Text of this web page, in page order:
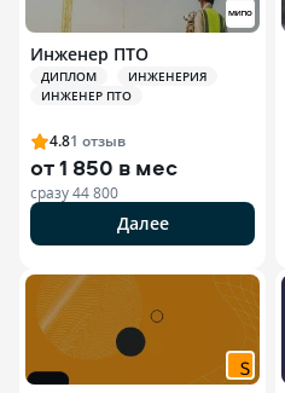
Инженер ПТО
ДИПЛОМ
ИНЖЕНЕРИЯ
ИНЖЕНЕР ПТО
4.81 отзыв
от1 850 в мес
сразу44 800
Далее